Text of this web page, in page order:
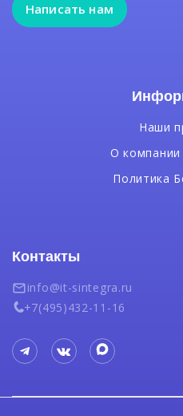
Написать нам
Написать нам
Наши
О компании
Политика
Контакты
info@it-sintegra.ru
+7(495)432-11-16